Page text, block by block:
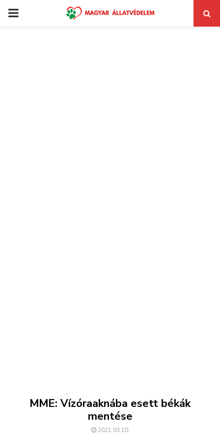
PRIMARY
MME: Vízóraaknába esett békák
mentése
2021.03.10.